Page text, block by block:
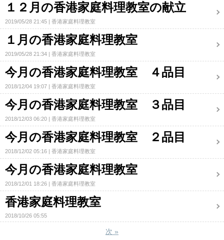
１２月の香港家庭料理教室の献立
2019/05/28 21:45 香港家庭料理教室
１月の香港家庭料理教室
2019/05/28 21:34 香港家庭料理教室
今月の香港家庭料理教室 ４品目
2018/12/04 19:07 香港家庭料理教室
今月の香港家庭料理教室 ３品目
2018/12/03 06:20 香港家庭料理教室
今月の香港家庭料理教室 ２品目
2018/12/02 05:16 香港家庭料理教室
今月の香港家庭料理教室
2018/12/01 18:26 香港家庭料理教室
香港家庭料理教室
2018/10/26 05:55
次 »